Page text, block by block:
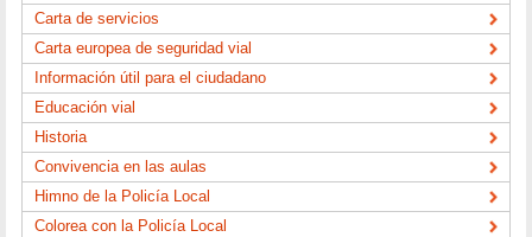
Carta de servicios
Carta europea de seguridad vial
Información útil para el ciudadano
Educación vial
Historia
Convivencia en las aulas
Himno de la Policía Local
Colorea con la Policía Local